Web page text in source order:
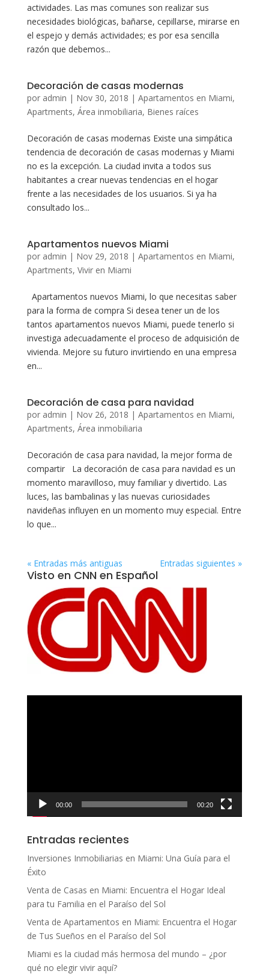
actividades. Las mas comunes son realizar sus
necesidades biológicas, bañarse, cepillarse, mirarse en
el espejo y demás actividades; es por esa sencilla
razón que debemos...
Decoración de casas modernas
por admin | Nov 30, 2018 | Apartamentos en Miami,
Apartments, Área inmobiliaria, Bienes raíces
Decoración de casas modernas Existe una simpática
tendencia de decoración de casas modernas y Miami
no es la excepción. La ciudad invita a todos sus
habitantes a crear nuevas tendencias en el hogar
frente a las necesidades de los usuarios. Si ya ha
consultado los...
Apartamentos nuevos Miami
por admin | Nov 29, 2018 | Apartamentos en Miami,
Apartments, Vivir en Miami
Apartamentos nuevos Miami, lo que necesitas saber
para la forma de compra Si desea tener un de los
tantos apartamentos nuevos Miami, puede tenerlo si
investiga adecuadamente el proceso de adquisición de
vivienda. Mejore su futuro invirtiendo en una empresa
en...
Decoración de casa para navidad
por admin | Nov 26, 2018 | Apartamentos en Miami,
Apartments, Área inmobiliaria
Decoración de casa para navidad, la mejor forma de
compartir La decoración de casa para navidad es un
momento maravilloso, muy familiar y divertido. Las
luces, las bambalinas y las nuevas curiosidades
navideñas influyen en un momento muy especial. Entre
lo que...
« Entradas más antiguas Entradas siguientes »
Visto en CNN en Español
00:00 00:20
Entradas recientes
Inversiones Inmobiliarias en Miami: Una Guía para el
Éxito
Venta de Casas en Miami: Encuentra el Hogar Ideal
para tu Familia en el Paraíso del Sol
Venta de Apartamentos en Miami: Encuentra el Hogar
de Tus Sueños en el Paraíso del Sol
Miami es la ciudad más hermosa del mundo – ¿por
qué no elegir vivir aquí?